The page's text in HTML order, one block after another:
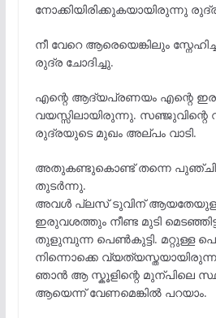
നോക്കിയിരിക്കുകയായിരുന്നു
നീ വേറെ ആരെയെങ്കിലും
രുദ്ര ചോദിച്ചു.
എന്റെ ആദ്യപ്രണയം എന്റെ
വയസ്സിലായിരുന്നു. സഞ്ജുവിന്റെ
രുദ്രയുടെ മുഖം അല്പം വാടി.
അതുകണ്ടുകൊണ്ട് തന്നെ
തുടർന്നു.
അവൾ പ്ലസ് ടുവിന്
ഇരുവശത്തും നീണ്ട മുടി
തുളുമ്പുന്ന പെൺകുട്ടി. മറ്റുള്ള
നിന്നൊക്കെ
ഞാൻ ആ സ്കൂളിന്റെ മുന്പിലെ
ആയെന്ന് വേണമെങ്കിൽ പറയാം.